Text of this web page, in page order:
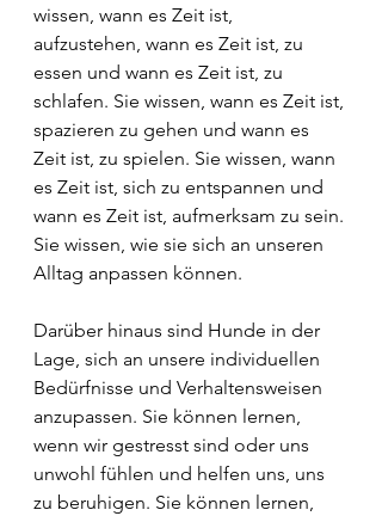
wissen, wann es Zeit ist,
aufzustehen, wann es Zeit ist, zu
essen und wann es Zeit ist, zu
schlafen. Sie wissen, wann es Zeit ist,
spazieren zu gehen und wann es
Zeit ist, zu spielen. Sie wissen, wann
es Zeit ist, sich zu entspannen und
wann es Zeit ist, aufmerksam zu sein.
Sie wissen, wie sie sich an unseren
Alltag anpassen können.
Darüber hinaus sind Hunde in der
Lage, sich an unsere individuellen
Bedürfnisse und Verhaltensweisen
anzupassen. Sie können lernen,
wenn wir gestresst sind oder uns
unwohl fühlen und helfen uns, uns
zu beruhigen. Sie können lernen,